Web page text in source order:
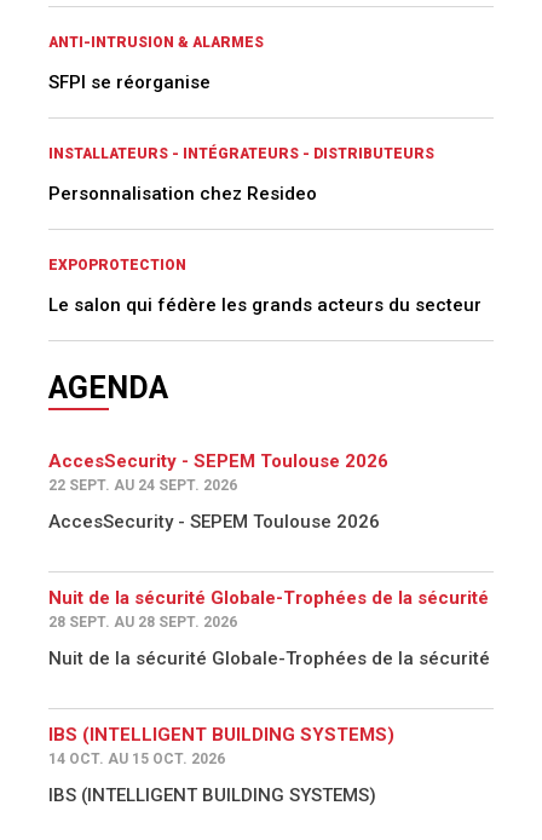
ANTI-INTRUSION & ALARMES
SFPI se réorganise
INSTALLATEURS - INTÉGRATEURS - DISTRIBUTEURS
Personnalisation chez Resideo
EXPOPROTECTION
Le salon qui fédère les grands acteurs du secteur
AGENDA
AccesSecurity - SEPEM Toulouse 2026
22 SEPT. AU 24 SEPT. 2026
AccesSecurity - SEPEM Toulouse 2026
Nuit de la sécurité Globale-Trophées de la sécurité
28 SEPT. AU 28 SEPT. 2026
Nuit de la sécurité Globale-Trophées de la sécurité
IBS (INTELLIGENT BUILDING SYSTEMS)
14 OCT. AU 15 OCT. 2026
IBS (INTELLIGENT BUILDING SYSTEMS)